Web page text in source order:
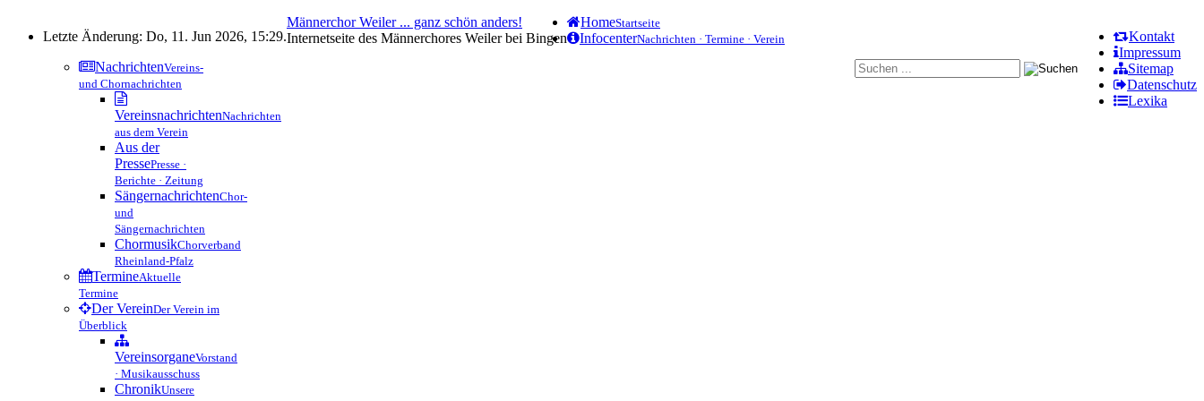
Letzte Änderung: Do, 11. Jun 2026, 15:29.
Kontakt
Impressum
Sitemap
Datenschutz
Lexika
Männerchor Weiler ... ganz schön anders!
Internetseite des Männerchores Weiler bei Bingen
HomeStartseite
InfocenterNachrichten · Termine · Verein
NachrichtenVereins-
und Chornachrichten
VereinsnachrichtenNachrichten
aus dem Verein
Aus der
PressePresse ·
Berichte · Zeitung
SängernachrichtenChor-
und
Sängernachrichten
ChormusikChorverband
Rheinland-Pfalz
TermineAktuelle
Termine
Der VereinDer Verein im
Überblick
VereinsorganeVorstand
· Musikausschuss
ChronikUnsere